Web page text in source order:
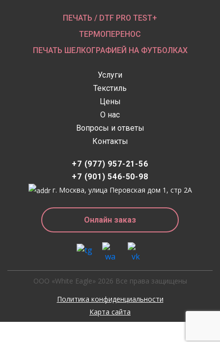
ПЕЧАТЬ / DTF PRO TEST+
ТЕРМОПЕРЕНОС
ПЕЧАТЬ ШЕЛКОГРАФИЕЙ НА ФУТБОЛКАХ
Услуги
Текстиль
Цены
О нас
Вопросы и ответы
Контакты
+7 (977) 957-21-56
+7 (901) 546-50-98
г. Москва, улица Перовская дом 1, стр 2А
Онлайн заказ
ООО «White Eagle» 2026 Все права защищены
Политика конфиденциальности
Карта сайта